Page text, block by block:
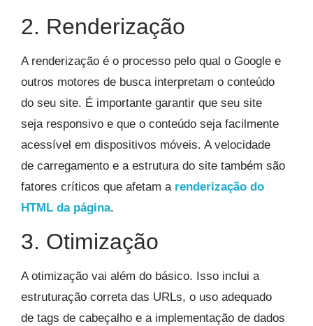
2. Renderização
A renderização é o processo pelo qual o Google e
outros motores de busca interpretam o conteúdo
do seu site. É importante garantir que seu site
seja responsivo e que o conteúdo seja facilmente
acessível em dispositivos móveis. A velocidade
de carregamento e a estrutura do site também são
fatores críticos que afetam a renderização do
HTML da página.
3. Otimização
A otimização vai além do básico. Isso inclui a
estruturação correta das URLs, o uso adequado
de tags de cabeçalho e a implementação de dados